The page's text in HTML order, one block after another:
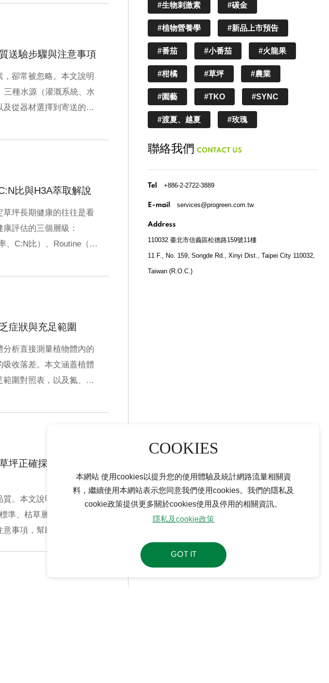
本網站 使用cookies以提升您的使用體驗及統計網路流量相關資
料，繼續使用本網站表示您同意我們使用cookies。我們的隱私及
cookie政策提供更多關於cookies使用及停用的相關資訊。
隱私及cookie政策
GOT IT
送驗步驟與注意事項
卻常被忽略。本文說明
三種水源（灌溉系統、水
從器材選擇到寄送的完
比與H3A萃取解說
坪長期健康的往往是看
評估的三個層級：
、C:N比）、Routine（水
壤品質。
症狀與充足範圍
析直接測量植物體內的
收落差。本文涵蓋植體
圍對照表，以及氮、
坪正確採樣步驟與注
。本文說明正確的採樣
準、枯草層處理、異常區
事項，幫助草坪管理者
#生物刺激素 #碳金
#植物營養學 #新品上市預告
#番茄 #小番茄 #火龍果
#柑橘 #草坪 #農業
#園藝 #TKO #SYNC
#渡夏、越夏 #玫瑰
聯絡我們 CONTACT US
Tel +886-2-2722-3889
E-mail services@progreen.com.tw
Address
110032 臺北市信義區松德路159號11樓
11 F., No. 159, Songde Rd., Xinyi Dist., Taipei City 110032,
Taiwan (R.O.C.)